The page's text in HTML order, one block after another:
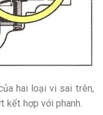
hai loại vi sai trên,
kết hợp với phanh.